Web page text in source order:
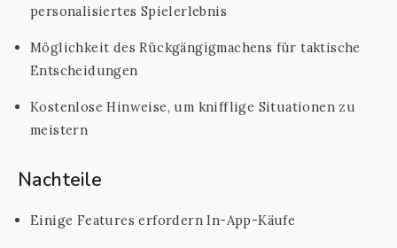
personalisiertes Spielerlebnis
Möglichkeit des Rückgängigmachens für taktische
Entscheidungen
Kostenlose Hinweise, um knifflige Situationen zu
meistern
Nachteile
Einige Features erfordern In-App-Käufe